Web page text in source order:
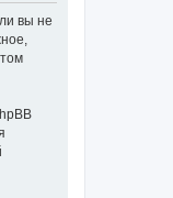
вы не